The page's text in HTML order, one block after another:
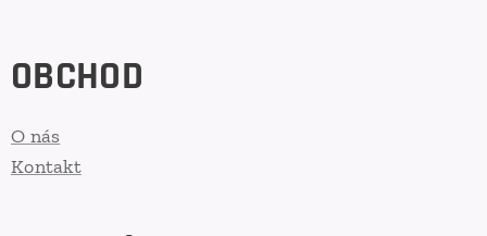
OBCHOD
O nás
Kontakt